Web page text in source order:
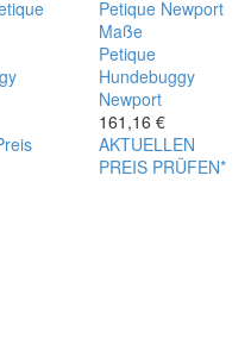
Petique
Hundebuggy
Newport
161,16 €
AKTUELLEN
PREIS PRÜFEN*